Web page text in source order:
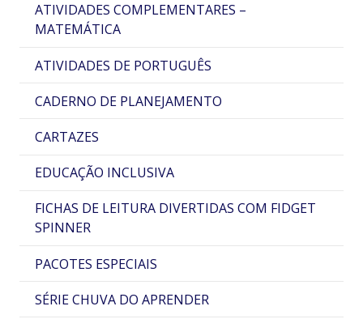
ATIVIDADES COMPLEMENTARES –
MATEMÁTICA
ATIVIDADES DE PORTUGUÊS
CADERNO DE PLANEJAMENTO
CARTAZES
EDUCAÇÃO INCLUSIVA
FICHAS DE LEITURA DIVERTIDAS COM FIDGET
SPINNER
PACOTES ESPECIAIS
SÉRIE CHUVA DO APRENDER